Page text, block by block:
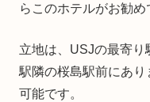
らこのホテルがお勧め
立地は、USJの最寄
駅隣の桜島駅前にあ
可能です。